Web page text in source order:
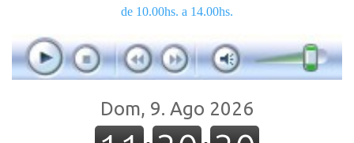
de 10.00hs. a 14.00hs.